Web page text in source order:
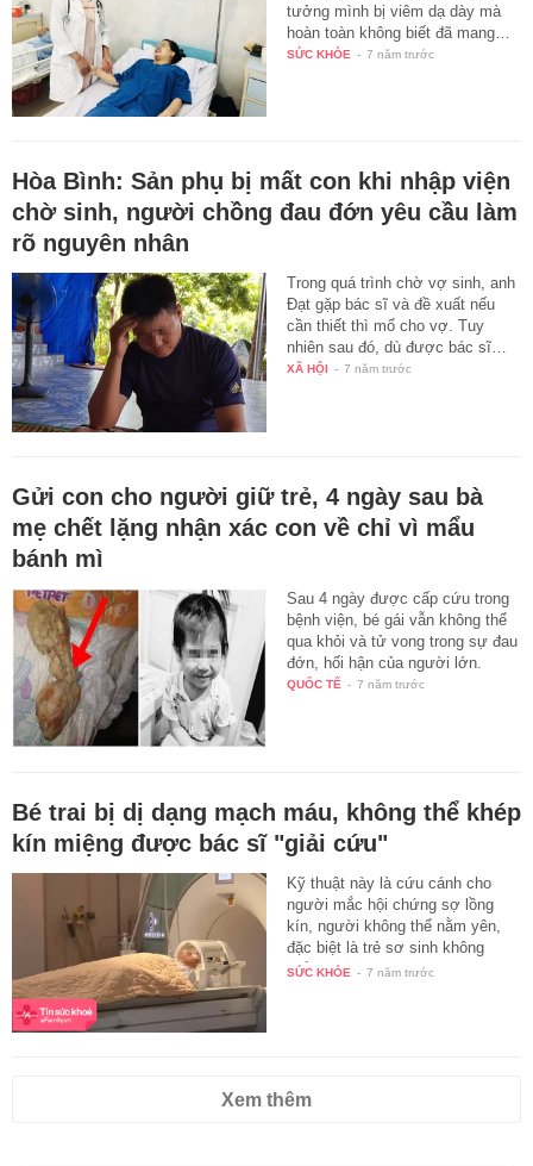
tưởng mình bị viêm dạ dày mà
hoàn toàn không biết đã mang…
SỨC KHỎE - 7 năm trước
Hòa Bình: Sản phụ bị mất con khi nhập viện
chờ sinh, người chồng đau đớn yêu cầu làm
rõ nguyên nhân
Trong quá trình chờ vợ sinh, anh
Đạt gặp bác sĩ và đề xuất nếu
cần thiết thì mổ cho vợ. Tuy
nhiên sau đó, dù được bác sĩ…
XÃ HỘI - 7 năm trước
Gửi con cho người giữ trẻ, 4 ngày sau bà
mẹ chết lặng nhận xác con về chỉ vì mẩu
bánh mì
Sau 4 ngày được cấp cứu trong
bệnh viện, bé gái vẫn không thể
qua khỏi và tử vong trong sự đau
đớn, hối hận của người lớn.
QUỐC TẾ - 7 năm trước
Bé trai bị dị dạng mạch máu, không thể khép
kín miệng được bác sĩ "giải cứu"
Kỹ thuật này là cứu cánh cho
người mắc hội chứng sợ lồng
kín, người không thể nằm yên,
đặc biệt là trẻ sơ sinh không
thể…
SỨC KHỎE - 7 năm trước
Xem thêm